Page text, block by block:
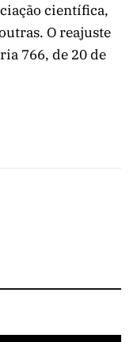
científica,
O reajuste
766, de 20 de